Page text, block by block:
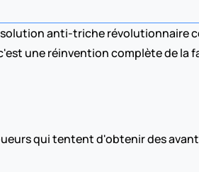
solution anti-triche révolutionnaire
une réinvention complète de la
qui tentent d'obtenir des